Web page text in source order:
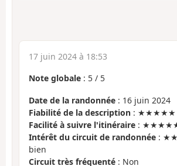
17 juin 2024 à 18:53
Note globale : 5 / 5
Date de la randonnée : 16 juin 2024
Fiabilité de la description : ★★★★★
Facilité à suivre l'itinéraire : ★★★★★
Intérêt du circuit de randonnée :
bien
Circuit très fréquenté : Non